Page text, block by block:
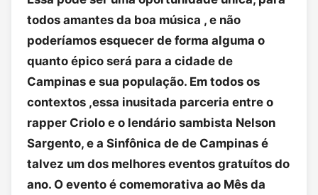
todos amantes da boa música , e não
poderíamos esquecer de forma alguma o
quanto épico será para a cidade de
Campinas e sua população. Em todos os
contextos ,essa inusitada parceria entre o
rapper Criolo e o lendário sambista Nelson
Sargento, e a Sinfônica de de Campinas é
talvez um dos melhores eventos gratuítos do
ano. O evento é comemorativa ao Mês da